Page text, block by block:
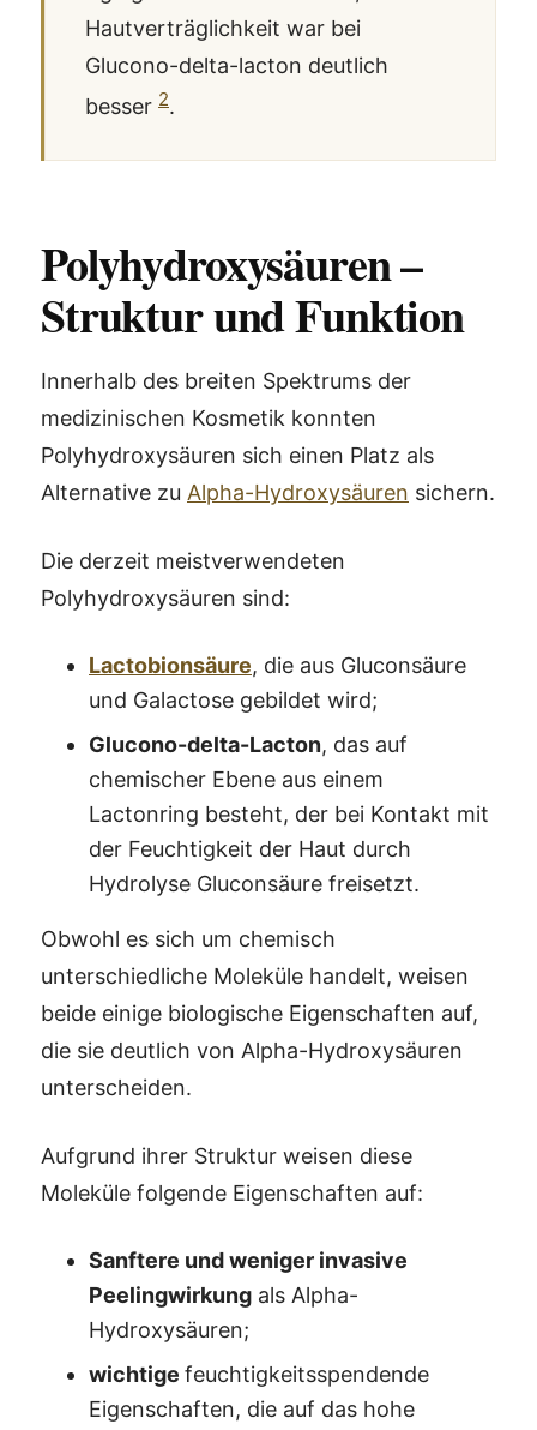
Hautverträglichkeit war bei
Glucono-delta-lacton deutlich
besser 2.
Polyhydroxysäuren –
Struktur und Funktion
Innerhalb des breiten Spektrums der
medizinischen Kosmetik konnten
Polyhydroxysäuren sich einen Platz als
Alternative zu Alpha-Hydroxysäuren sichern.
Die derzeit meistverwendeten
Polyhydroxysäuren sind:
Lactobionsäure, die aus Gluconsäure
und Galactose gebildet wird;
Glucono-delta-Lacton, das auf
chemischer Ebene aus einem
Lactonring besteht, der bei Kontakt mit
der Feuchtigkeit der Haut durch
Hydrolyse Gluconsäure freisetzt.
Obwohl es sich um chemisch
unterschiedliche Moleküle handelt, weisen
beide einige biologische Eigenschaften auf,
die sie deutlich von Alpha-Hydroxysäuren
unterscheiden.
Aufgrund ihrer Struktur weisen diese
Moleküle folgende Eigenschaften auf:
Sanftere und weniger invasive
Peelingwirkung als Alpha-
Hydroxysäuren;
wichtige feuchtigkeitsspendende
Eigenschaften, die auf das hohe